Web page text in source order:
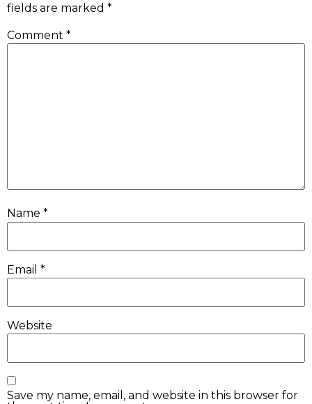
fields are marked *
Comment *
Name *
Email *
Website
Save my name, email, and website in this browser for